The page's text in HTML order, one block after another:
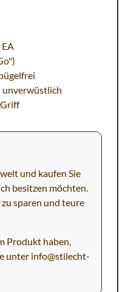
unverwüstlich
und kaufen Sie
besitzen möchten.
zu sparen und teure
Produkt haben,
unter info@stilecht-